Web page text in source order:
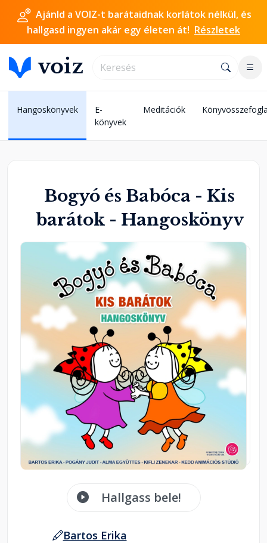
Ajánld a VOIZ-t barátaidnak korlátok nélkül, és
hallgasd ingyen akár egy életen át! Részletek
Hangoskönyvek
E-
könyvek
Meditációk
Bogyó és Babóca - Kis
barátok - Hangoskönyv
Hallgass bele!
Bartos Erika